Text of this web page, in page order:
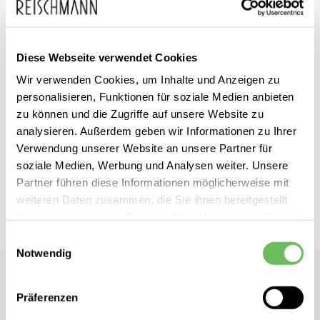
Diese Webseite verwendet Cookies
Wir verwenden Cookies, um Inhalte und Anzeigen zu
personalisieren, Funktionen für soziale Medien anbieten
zu können und die Zugriffe auf unsere Website zu
analysieren. Außerdem geben wir Informationen zu Ihrer
Verwendung unserer Website an unsere Partner für
soziale Medien, Werbung und Analysen weiter. Unsere
Partner führen diese Informationen möglicherweise mit
weiteren Daten zusammen, die Sie ihnen bereitgestellt
Notwendig
Präferenzen
Zum
Anfang
der
Bildgalerie
springen
Rich & Royal
Damen Bundfaltenhose
inkl. MwSt.
Dieses Produkt ist exklusiv in unseren Filialen erhältlich. Prüfen Sie
mit einem Klick auf „Vor Ort verfügbar?", wo Ihre Größe vorrätig ist.
Vor Ort verfügbar?
Damen Bundfaltenhose